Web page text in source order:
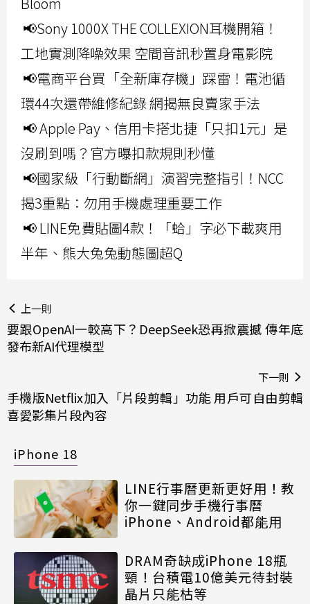
📢Sony 1000X THE COLLEXION耳機開箱！
工地實測降噪效果 空間音訊秒置身電影院
📢電商平台買「全新庫存機」踩雷！電池循
環44次還帶維修紀錄 網揭無良賣家手法
📢 Apple Pay、信用卡搭北捷「只扣1元」是
沒刷到嗎？官方曝扣款規則秒懂
📢國家級「行動斷網」演習完整指引！NCC
揭3重點：勿用手機處理重要工作
📢 LINE免費貼圖4款！「蛤」字必下載爽用
半年、熊大兔兔動態圖超Q
上一則
要跟OpenAI一較高下？DeepSeek恐再掀震撼 傳年底
發布新AI代理模型
下一則
手機版Netflix加入「片段剪輯」功能 用戶可自由剪輯
喜愛影集片段內容
iPhone 18
LINE行事曆更新更好用！教
你一鍵同步手機行事曆
iPhone、Android都能用
DRAM奇缺成iPhone 18瓶
頸！台積電10億美元待封裝
晶片只能枯等